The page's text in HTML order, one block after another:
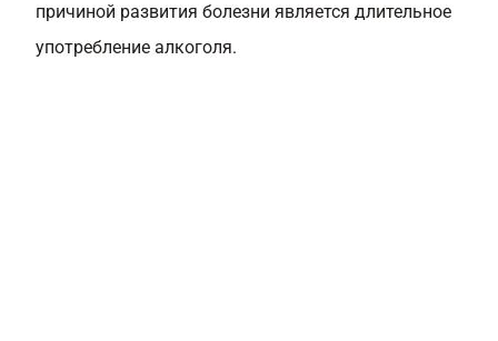
причиной развития болезни является длительное
употребление алкоголя.